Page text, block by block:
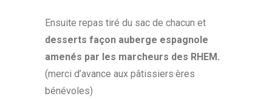
Ensuite repas tiré du sac de chacun et
desserts façon auberge espagnole
amenés par les marcheurs des RHEM.
(merci d’avance aux pâtissiers·ères
bénévoles)